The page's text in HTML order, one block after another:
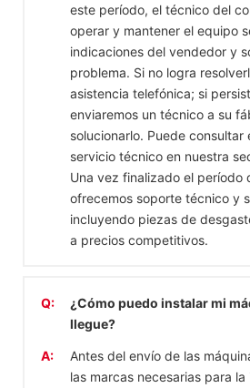
este período, el técnico del
operar y mantener el equipo
indicaciones del vendedor y
problema. Si no logra
asistencia telefónica; si
enviaremos un técnico a su
solucionarlo. Puede consultar
servicio técnico en nuestra
Una vez finalizado el período
ofrecemos soporte técnico y
incluyendo piezas de
a precios competitivos.
Q:
¿Cómo puedo instalar mi
llegue?
A:
Antes del envío de las
las marcas necesarias para la